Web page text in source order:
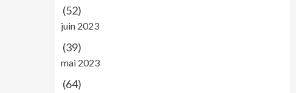
(52)
juin 2023
(39)
mai 2023
(64)